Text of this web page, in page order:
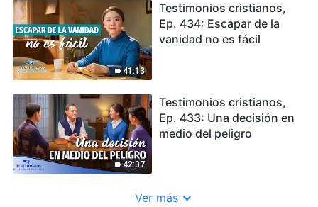
41:13
Testimonios cristianos,
Ep. 434: Escapar de la
vanidad no es fácil
42:37
Testimonios cristianos,
Ep. 433: Una decisión en
medio del peligro
Ver más